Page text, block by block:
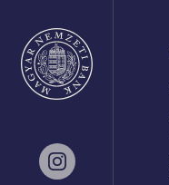
Instagram